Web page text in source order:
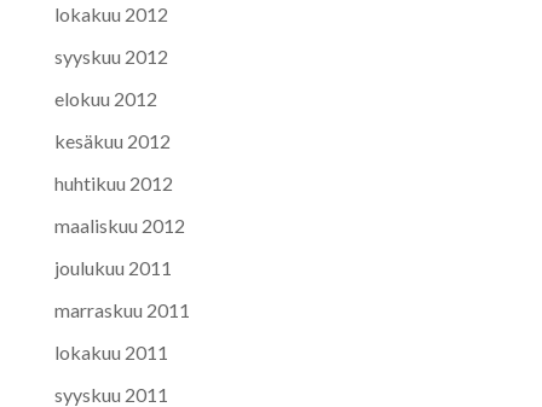
lokakuu 2012
syyskuu 2012
elokuu 2012
kesäkuu 2012
huhtikuu 2012
maaliskuu 2012
joulukuu 2011
marraskuu 2011
lokakuu 2011
syyskuu 2011